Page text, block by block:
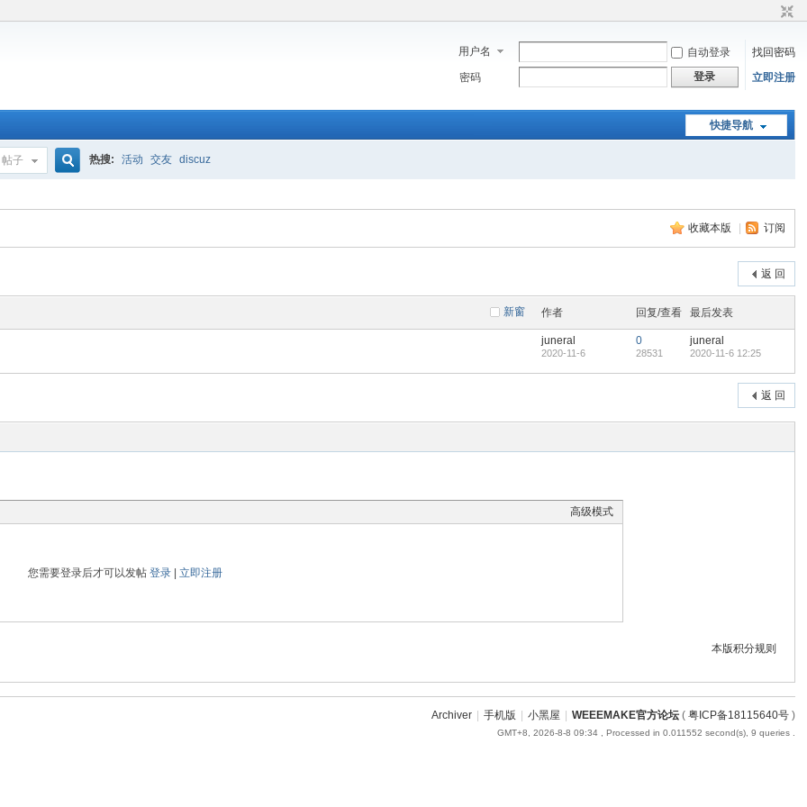
用户名 自动登录
找回密码
密码
登录 立即注册
快捷导航
帖子 热搜: 活动 交友 discuz
收藏本版 订阅
返 回
新窗 作者 回复/查看 最后发表
juneral
2020-11-6
0
28531
juneral
2020-11-6 12:25
返 回
高级模式
您需要登录后才可以发帖 登录| 立即注册
本版积分规则
Archiver 手机版 小黑屋 WEEEMAKE官方论坛( 粤ICP备18115640号)
GMT+8, 2026-8-8 09:34, Processed in 0.011552 second(s), 9 queries .